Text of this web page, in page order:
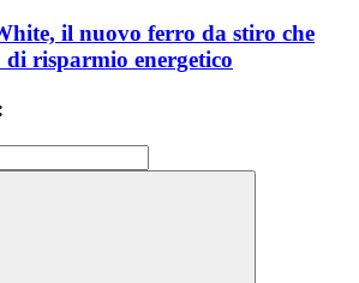
il nuovo ferro da stiro che
risparmio energetico